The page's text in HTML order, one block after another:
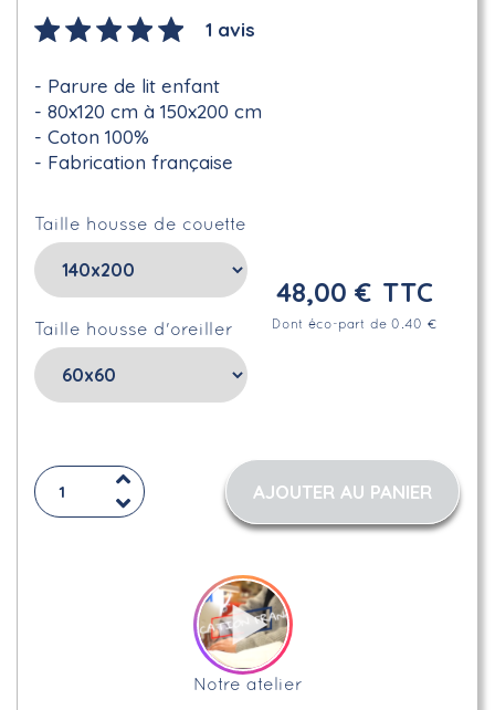
1 avis
Parure de lit enfant
80x120 cm à 150x200 cm
Coton 100%
Fabrication française
Taille housse de couette
Taille housse d'oreiller
48,00 € TTC
Dont éco-part de 0.40 €
AJOUTER AU PANIER
Notre atelier